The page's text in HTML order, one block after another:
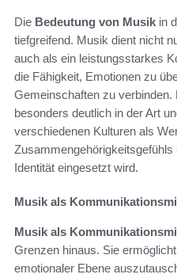
Die Bedeutung von Musik in
tiefgreifend. Musik dient nicht
auch als ein leistungsstarkes
die Fähigkeit, Emotionen zu
Gemeinschaften zu
besonders deutlich in der Art
verschiedenen Kulturen als
Identität eingesetzt wird.
Musik als
Musik als
Grenzen hinaus. Sie
emotionaler Ebene